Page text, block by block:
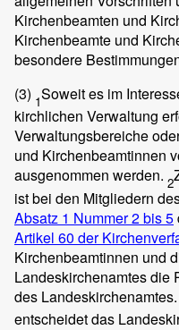
Kirchenbeamten und
Kirchenbeamte und
besondere
(3) 1Soweit es im
kirchlichen Verwaltung
Verwaltungsbereiche
und Kirchenbeamtinnen
ausgenommen werden. 2
ist bei den Mitgliedern
Absatz 1 Nummer 2 bis 5
Artikel 60 der
Kirchenbeamtinnen und
Landeskirchenamtes die
des Landeskirchenamtes.
entscheidet das